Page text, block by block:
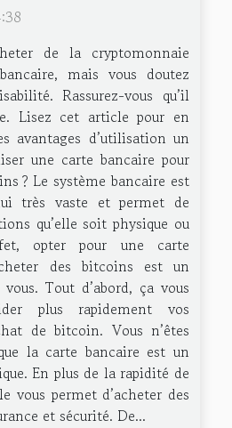
de la cryptomonnaie
mais vous doutez
Rassurez-vous qu’il
Lisez cet article pour en
avantages d’utilisation un
une carte bancaire pour
? Le système bancaire est
très vaste et permet de
qu’elle soit physique ou
opter pour une carte
des bitcoins est un
Tout d’abord, ça vous
plus rapidement vos
de bitcoin. Vous n’êtes
la carte bancaire est un
En plus de la rapidité de
vous permet d’acheter des
et sécurité. De...